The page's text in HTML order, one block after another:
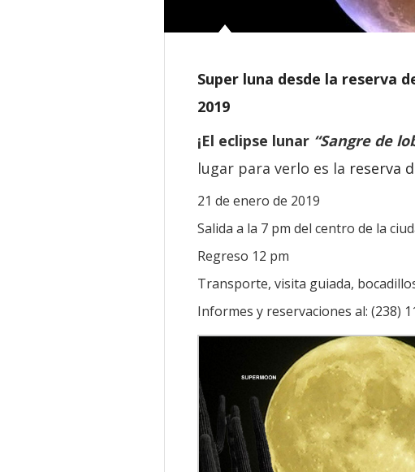
Super luna desde la reserva
2019
¡El eclipse lunar “Sangre de
lugar para verlo es la reserva
21 de enero de 2019
Salida a la 7 pm del centro de la
Regreso 12 pm
Transporte, visita guiada,
Informes y reservaciones al: (238)